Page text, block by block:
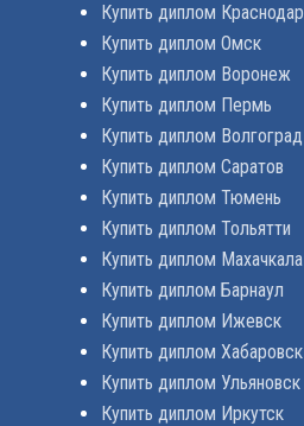
Купить диплом Краснодар
Купить диплом Омск
Купить диплом Воронеж
Купить диплом Пермь
Купить диплом Волгоград
Купить диплом Саратов
Купить диплом Тюмень
Купить диплом Тольятти
Купить диплом Махачкала
Купить диплом Барнаул
Купить диплом Ижевск
Купить диплом Хабаровск
Купить диплом Ульяновск
Купить диплом Иркутск